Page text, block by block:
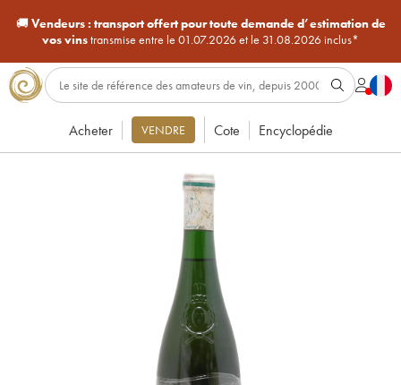
🚚Vendeurs : transport offert pour toute demande d’estimation de
vos vinstransmise entre le 01.07.2026 et le 31.08.2026 inclus*
Acheter VENDRE Cote Encyclopédie